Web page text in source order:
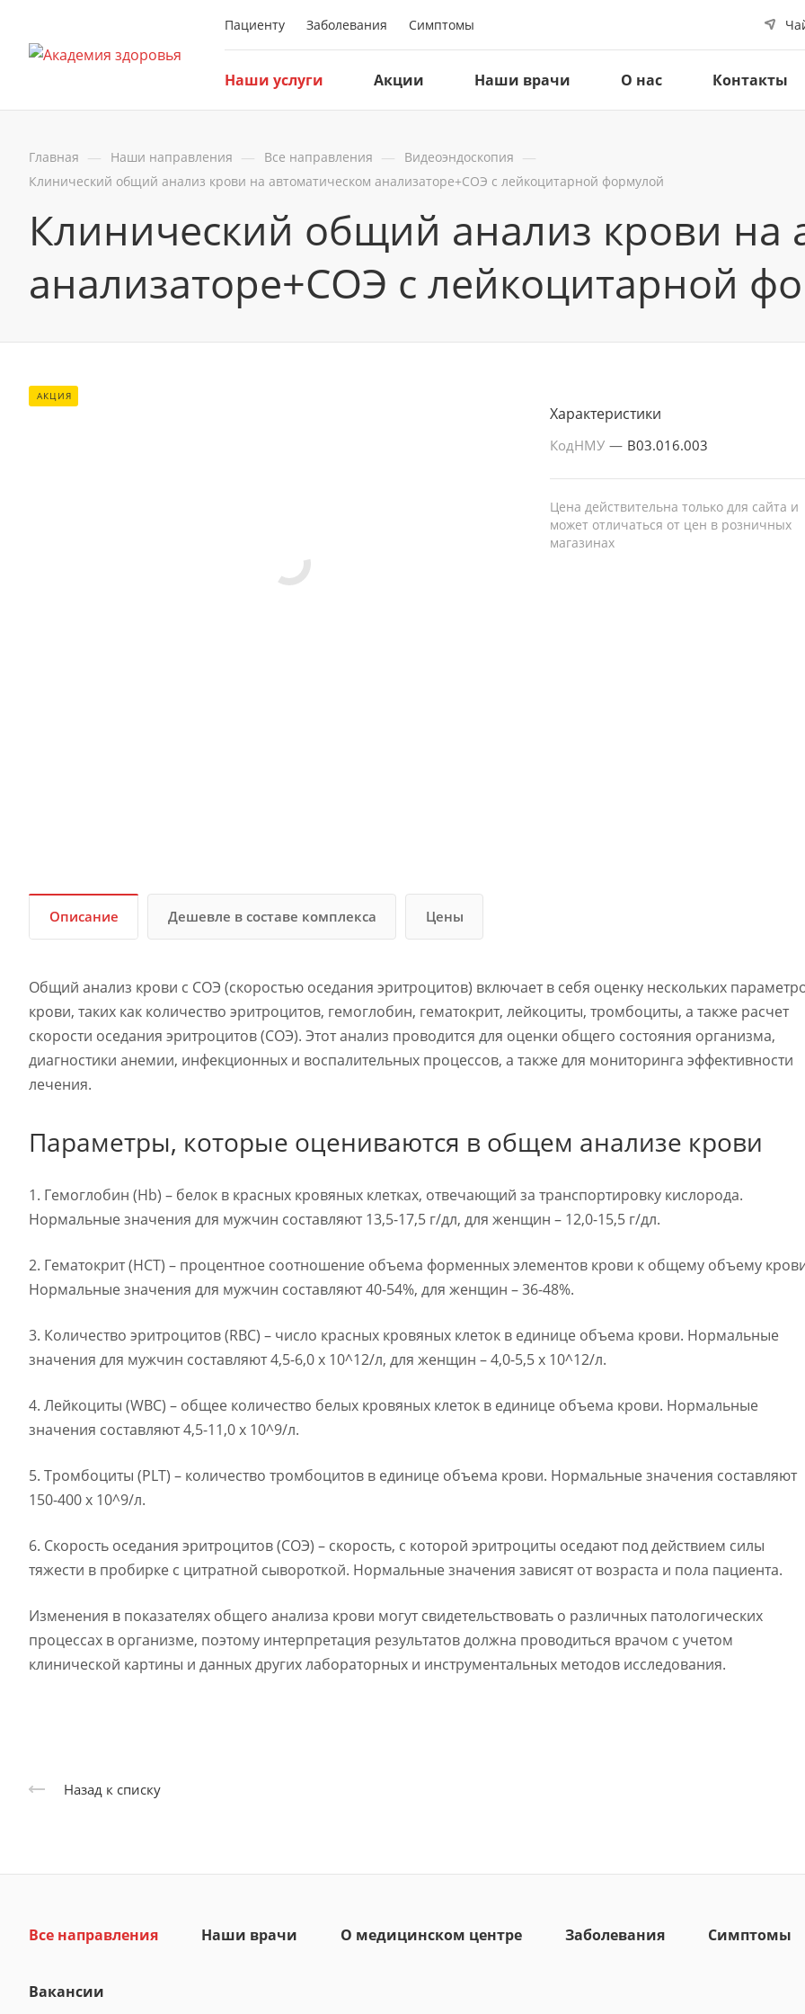
Пациенту Заболевания Симптомы
Наши услуги Акции Наши врачи О нас Контакты
Главная — Наши направления — Все направления — Видеоэндоскопия —
Клинический общий анализ крови на автоматическом анализаторе+СОЭ с лейкоцитарной формулой
Клинический общий анализ крови на
анализаторе+СОЭ с лейкоцитарной
АКЦИЯ
Характеристики
КодНМУ — B03.016.003
Цена действительна только для сайта и
может отличаться от цен в розничных
магазинах
Описание Дешевле в составе комплекса Цены
Общий анализ крови с СОЭ (скоростью оседания эритроцитов) включает в себя оценку нескольких
крови, таких как количество эритроцитов, гемоглобин, гематокрит, лейкоциты, тромбоциты, а также расчет
скорости оседания эритроцитов (СОЭ). Этот анализ проводится для оценки общего состояния организма,
диагностики анемии, инфекционных и воспалительных процессов, а также для мониторинга эффективности
лечения.
Параметры, которые оцениваются в общем анализе крови
1. Гемоглобин (Hb) – белок в красных кровяных клетках, отвечающий за транспортировку кислорода.
Нормальные значения для мужчин составляют 13,5-17,5 г/дл, для женщин – 12,0-15,5 г/дл.
2. Гематокрит (HCT) – процентное соотношение объема форменных элементов крови к общему объему
Нормальные значения для мужчин составляют 40-54%, для женщин – 36-48%.
3. Количество эритроцитов (RBC) – число красных кровяных клеток в единице объема крови. Нормальные
значения для мужчин составляют 4,5-6,0 х 10^12/л, для женщин – 4,0-5,5 х 10^12/л.
4. Лейкоциты (WBC) – общее количество белых кровяных клеток в единице объема крови. Нормальные
значения составляют 4,5-11,0 х 10^9/л.
5. Тромбоциты (PLT) – количество тромбоцитов в единице объема крови. Нормальные значения составляют
150-400 х 10^9/л.
6. Скорость оседания эритроцитов (СОЭ) – скорость, с которой эритроциты оседают под действием силы
тяжести в пробирке с цитратной сывороткой. Нормальные значения зависят от возраста и пола пациента.
Изменения в показателях общего анализа крови могут свидетельствовать о различных патологических
процессах в организме, поэтому интерпретация результатов должна проводиться врачом с учетом
клинической картины и данных других лабораторных и инструментальных методов исследования.
Назад к списку
Все направления Наши врачи О медицинском центре Заболевания Симптомы
Вакансии